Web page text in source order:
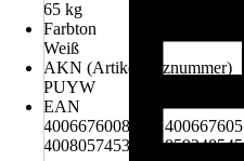
65 kg
Farbton
Weiß
AKN (Artikelkurznummer)
PUYW
EAN
4006676008476,
4008057453646,